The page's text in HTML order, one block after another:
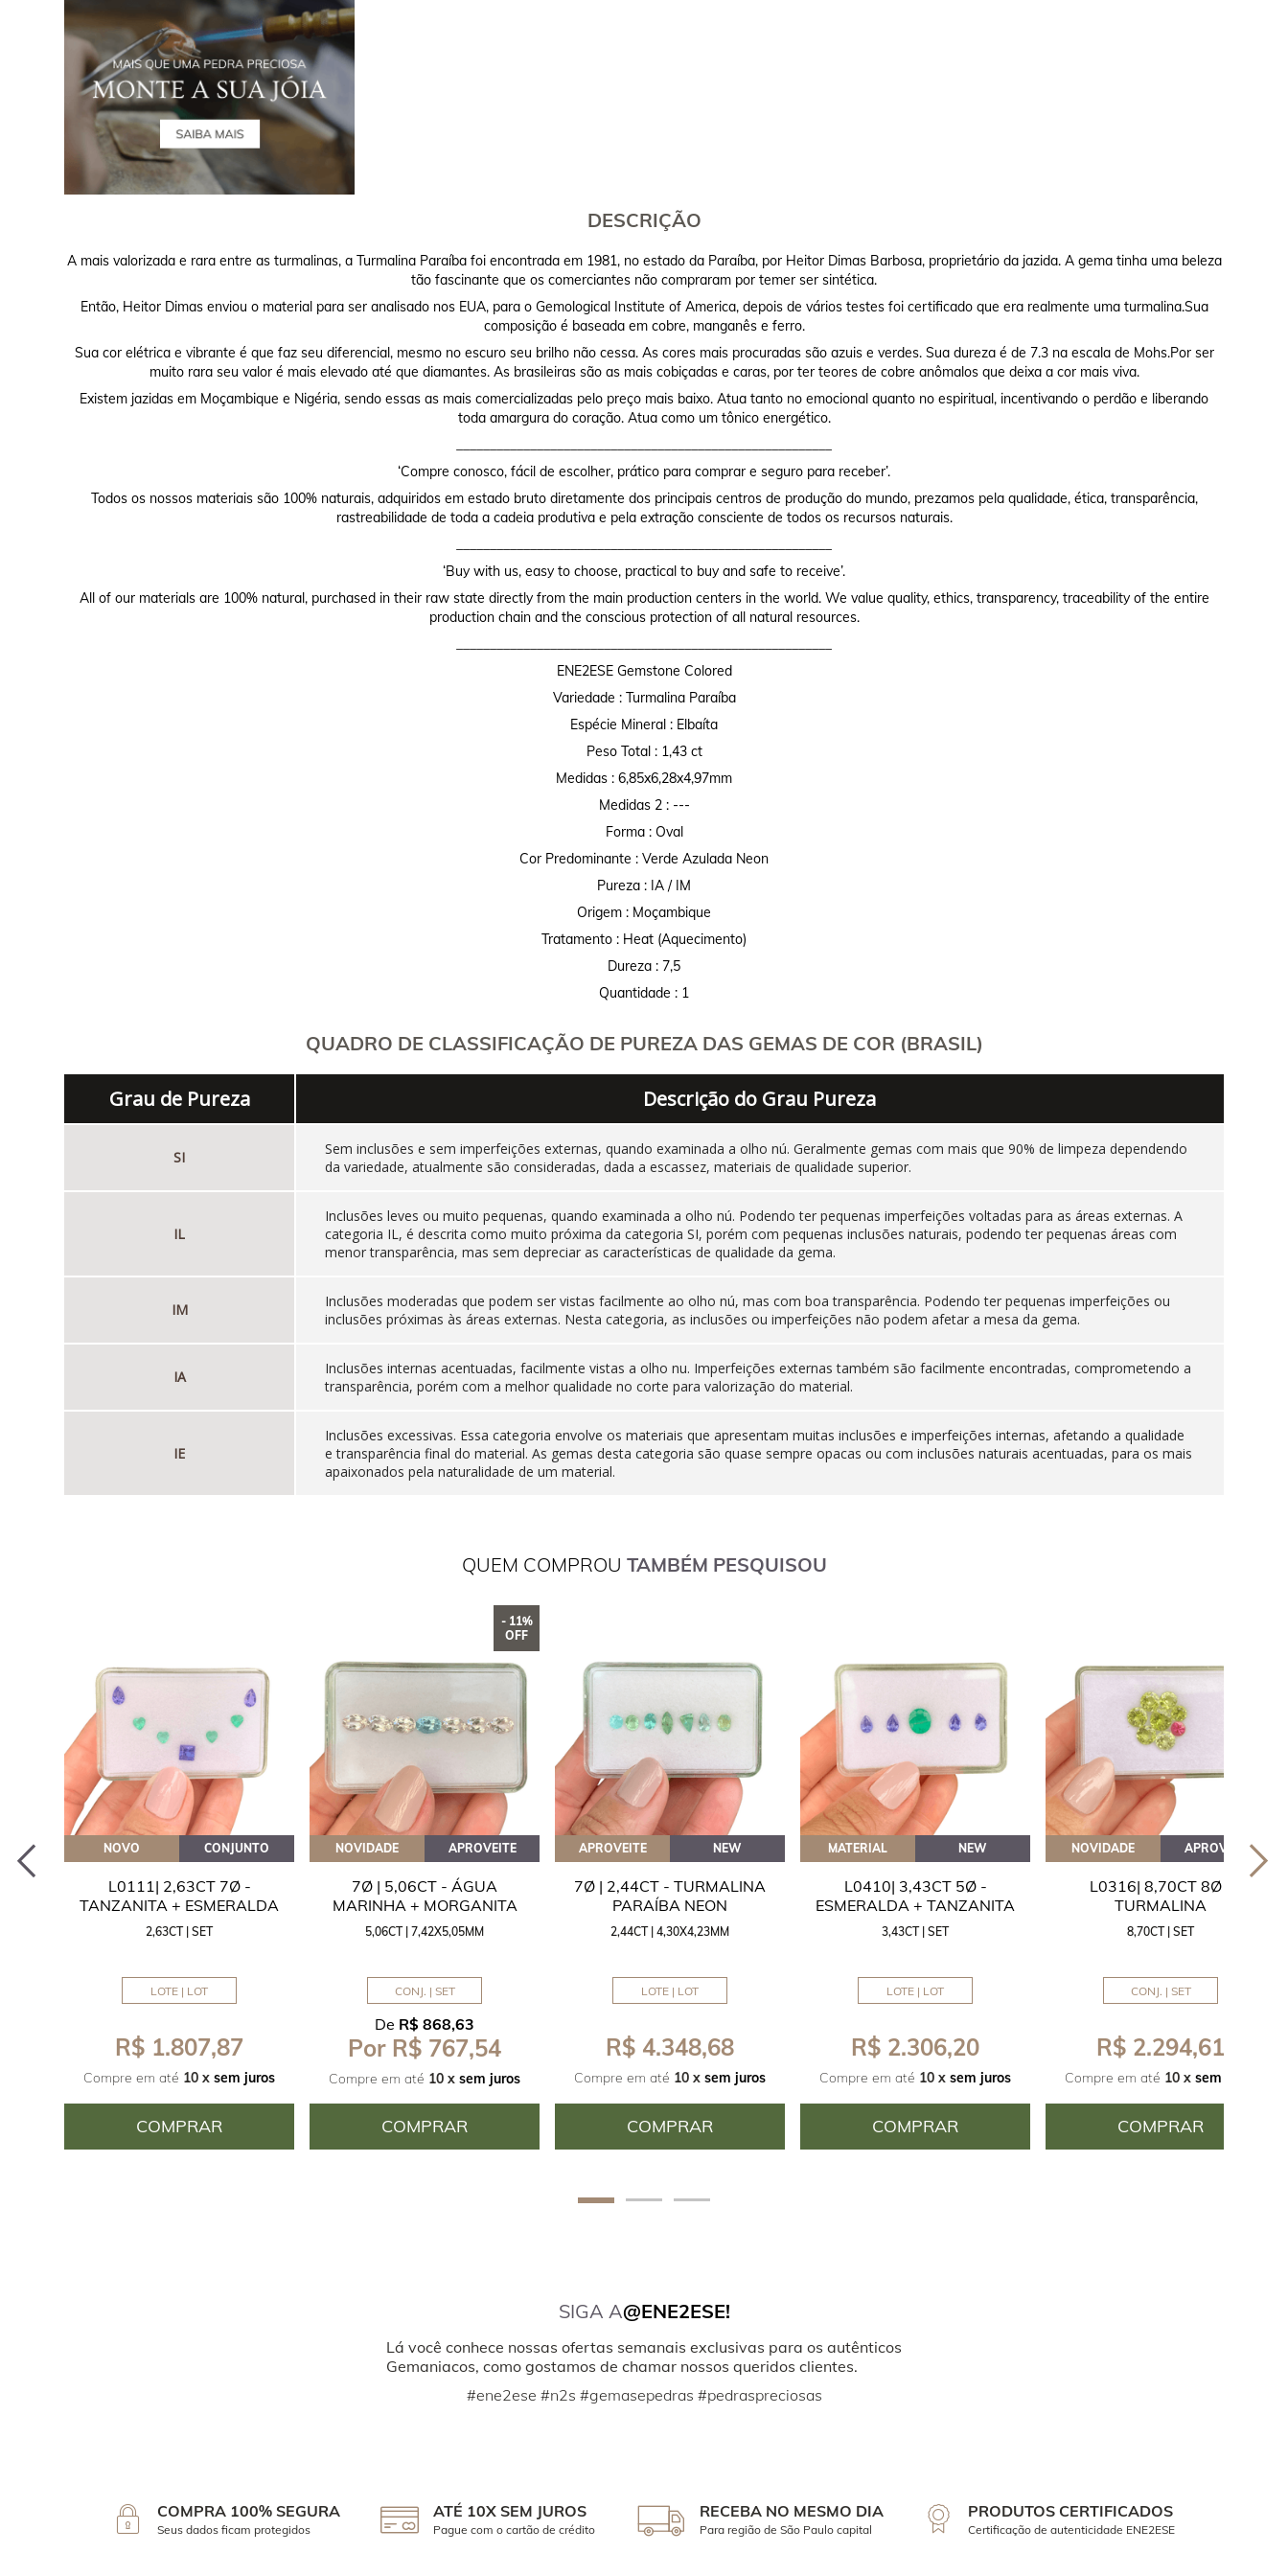
DESCRIÇÃO
A mais valorizada e rara entre as turmalinas, a Turmalina Paraíba foi encontrada em 1981, no estado da Paraíba, por Heitor Dimas Barbosa, proprietário da jazida. A gema tinha uma beleza
tão fascinante que os comerciantes não compraram por temer ser sintética.
Então, Heitor Dimas enviou o material para ser analisado nos EUA, para o Gemological Institute of America, depois de vários testes foi certificado que era realmente uma turmalina.Sua
composição é baseada em cobre, manganês e ferro.
Sua cor elétrica e vibrante é que faz seu diferencial, mesmo no escuro seu brilho não cessa. As cores mais procuradas são azuis e verdes. Sua dureza é de 7.3 na escala de Mohs.Por ser
muito rara seu valor é mais elevado até que diamantes. As brasileiras são as mais cobiçadas e caras, por ter teores de cobre anômalos que deixa a cor mais viva.
Existem jazidas em Moçambique e Nigéria, sendo essas as mais comercializadas pelo preço mais baixo. Atua tanto no emocional quanto no espiritual, incentivando o perdão e liberando
toda amargura do coração. Atua como um tônico energético.
‘Compre conosco, fácil de escolher, prático para comprar e seguro para receber’.
Todos os nossos materiais são 100% naturais, adquiridos em estado bruto diretamente dos principais centros de produção do mundo, prezamos pela qualidade, ética, transparência,
rastreabilidade de toda a cadeia produtiva e pela extração consciente de todos os recursos naturais.
‘Buy with us, easy to choose, practical to buy and safe to receive’.
All of our materials are 100% natural, purchased in their raw state directly from the main production centers in the world. We value quality, ethics, transparency, traceability of the entire
production chain and the conscious protection of all natural resources.
ENE2ESE Gemstone Colored
Variedade : Turmalina Paraíba
Espécie Mineral : Elbaíta
Peso Total : 1,43 ct
Medidas : 6,85x6,28x4,97mm
Medidas 2 : ---
Forma : Oval
Cor Predominante : Verde Azulada Neon
Pureza : IA / IM
Origem : Moçambique
Tratamento : Heat (Aquecimento)
Dureza : 7,5
Quantidade : 1
QUADRO DE CLASSIFICAÇÃO DE PUREZA DAS GEMAS DE COR (BRASIL)
Grau de Pureza Descrição do Grau Pureza
SI
Sem inclusões e sem imperfeições externas, quando examinada a olho nú. Geralmente gemas com mais que 90% de limpeza dependendo
da variedade, atualmente são consideradas, dada a escassez, materiais de qualidade superior.
IL
Inclusões leves ou muito pequenas, quando examinada a olho nú. Podendo ter pequenas imperfeições voltadas para as áreas externas. A
categoria IL, é descrita como muito próxima da categoria SI, porém com pequenas inclusões naturais, podendo ter pequenas áreas com
menor transparência, mas sem depreciar as características de qualidade da gema.
IM
Inclusões moderadas que podem ser vistas facilmente ao olho nú, mas com boa transparência. Podendo ter pequenas imperfeições ou
inclusões próximas às áreas externas. Nesta categoria, as inclusões ou imperfeições não podem afetar a mesa da gema.
IA
Inclusões internas acentuadas, facilmente vistas a olho nu. Imperfeições externas também são facilmente encontradas, comprometendo a
transparência, porém com a melhor qualidade no corte para valorização do material.
IE
Inclusões excessivas. Essa categoria envolve os materiais que apresentam muitas inclusões e imperfeições internas, afetando a qualidade
e transparência final do material. As gemas desta categoria são quase sempre opacas ou com inclusões naturais acentuadas, para os mais
apaixonados pela naturalidade de um material.
QUEM COMPROU TAMBÉM PESQUISOU
NOVO CONJUNTO
L0111| 2,63CT 7Ø -
TANZANITA + ESMERALDA
2,63CT | SET
LOTE | LOT
R$ 1.807,87
Compre em até 10 x sem juros
COMPRAR
- 11%
OFF
NOVIDADE APROVEITE
7Ø | 5,06CT - ÁGUA
MARINHA + MORGANITA
5,06CT | 7,42X5,05MM
CONJ. | SET
De R$ 868,63
Por R$ 767,54
Compre em até 10 x sem juros
COMPRAR
APROVEITE NEW
7Ø | 2,44CT - TURMALINA
PARAÍBA NEON
2,44CT | 4,30X4,23MM
LOTE | LOT
R$ 4.348,68
Compre em até 10 x sem juros
COMPRAR
MATERIAL NEW
L0410| 3,43CT 5Ø -
ESMERALDA + TANZANITA
3,43CT | SET
LOTE | LOT
R$ 2.306,20
Compre em até 10 x sem juros
COMPRAR
NOVIDADE APROVEITE
L0316| 8,70CT 8Ø -
TURMALINA
8,70CT | SET
CONJ. | SET
R$ 2.294,61
Compre em até 10 x sem juros
COMPRAR
SIGA A@ENE2ESE!
Lá você conhece nossas ofertas semanais exclusivas para os autênticos
Gemaniacos, como gostamos de chamar nossos queridos clientes.
#ene2ese #n2s #gemasepedras #pedraspreciosas
COMPRA 100% SEGURA
Seus dados ficam protegidos
ATÉ 10X SEM JUROS
Pague com o cartão de crédito
RECEBA NO MESMO DIA
Para região de São Paulo capital
PRODUTOS CERTIFICADOS
Certificação de autenticidade ENE2ESE